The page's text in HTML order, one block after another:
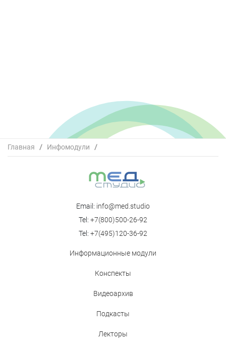
Главная / Инфомодули
/
От теории к практике: Новые рекомбинантные
клиническому исследованию
Email: info@med.studio
Tel: +7(800)500-26-92
Tel: +7(495)120-36-92
Информационные модули
Конспекты
Видеоархив
Подкасты
Лекторы